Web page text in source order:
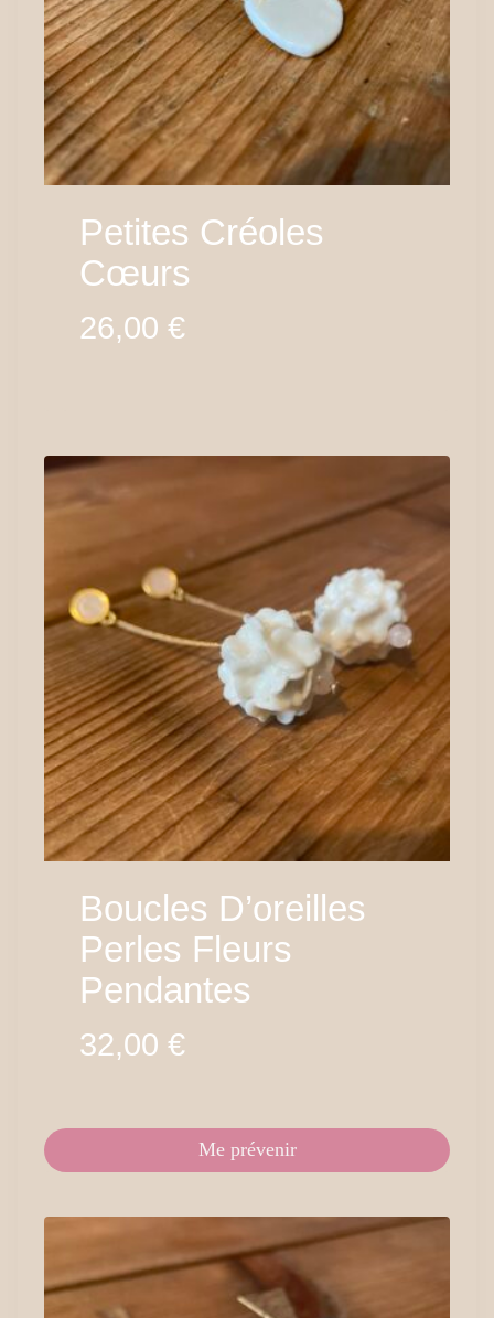
Petites Créoles
Cœurs
26,00 €
Boucles D’oreilles
Perles Fleurs
Pendantes
32,00 €
Me prévenir